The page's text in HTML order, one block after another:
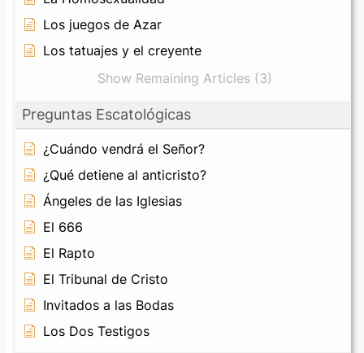
Los juegos de Azar
Los tatuajes y el creyente
Show Remaining Articles (3)
Preguntas Escatológicas
¿Cuándo vendrá el Señor?
¿Qué detiene al anticristo?
Ángeles de las Iglesias
El 666
El Rapto
El Tribunal de Cristo
Invitados a las Bodas
Los Dos Testigos